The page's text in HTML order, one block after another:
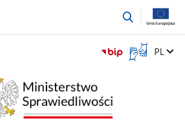
przejdź
Otwórz
okno
Zmień
PL